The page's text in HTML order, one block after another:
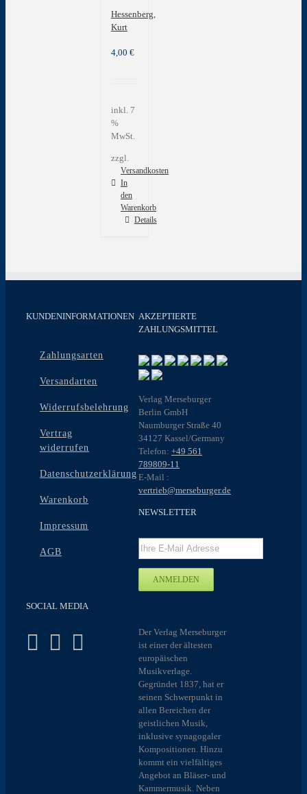
Hessenberg,
Kurt
4,00 €
inkl. 7
%
MwSt.
zzgl.
Versandkosten
In
den
Warenkorb
Details
KUNDENINFORMATIONEN
Zahlungsarten
Versandarten
Widerrufsbelehrung
Vertrag
widerrufen
Datenschutzerklärung
Warenkorb
Impressum
AGB
SOCIAL MEDIA
AKZEPTIERTE
ZAHLUNGSMITTEL
Verlag Merseburger
Berlin GmbH
Naumburger Straße 40
34127 Kassel/Germany
Telefon: +49 561
789809-11
E-Mail :
vertrieb@merseburger.de
NEWSLETTER
Der Verlag Merseburger
ist einer der ältesten
europäischen
Musikverlage.
Gegründet 1837, hat er
seinen Schwerpunkt in
allen Bereichen der
geistlichen Musik,
inklusive synagogaler
Kompositionen. Hinzu
kommt ein vielfältiges
Angebot an Bläser- und
Kammermusik. Neben